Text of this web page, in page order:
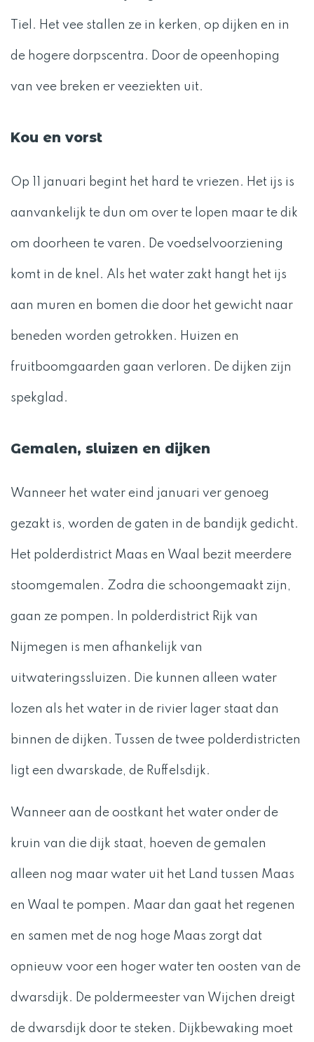
Tiel. Het vee stallen ze in kerken, op dijken en in
de hogere dorpscentra. Door de opeenhoping
van vee breken er veeziekten uit.
Kou en vorst
Op 11 januari begint het hard te vriezen. Het ijs is
aanvankelijk te dun om over te lopen maar te dik
om doorheen te varen. De voedselvoorziening
komt in de knel. Als het water zakt hangt het ijs
aan muren en bomen die door het gewicht naar
beneden worden getrokken. Huizen en
fruitboomgaarden gaan verloren. De dijken zijn
spekglad.
Gemalen, sluizen en dijken
Wanneer het water eind januari ver genoeg
gezakt is, worden de gaten in de bandijk gedicht.
Het polderdistrict Maas en Waal bezit meerdere
stoomgemalen. Zodra die schoongemaakt zijn,
gaan ze pompen. In polderdistrict Rijk van
Nijmegen is men afhankelijk van
uitwateringssluizen. Die kunnen alleen water
lozen als het water in de rivier lager staat dan
binnen de dijken. Tussen de twee polderdistricten
ligt een dwarskade, de Ruffelsdijk.
Wanneer aan de oostkant het water onder de
kruin van die dijk staat, hoeven de gemalen
alleen nog maar water uit het Land tussen Maas
en Waal te pompen. Maar dan gaat het regenen
en samen met de nog hoge Maas zorgt dat
opnieuw voor een hoger water ten oosten van de
dwarsdijk. De poldermeester van Wijchen dreigt
de dwarsdijk door te steken. Dijkbewaking moet